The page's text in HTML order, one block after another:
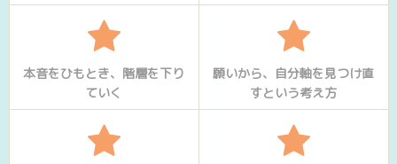
本音をひもとき、階層を下り
ていく
願いから、自分軸を見つけ直
すという考え方